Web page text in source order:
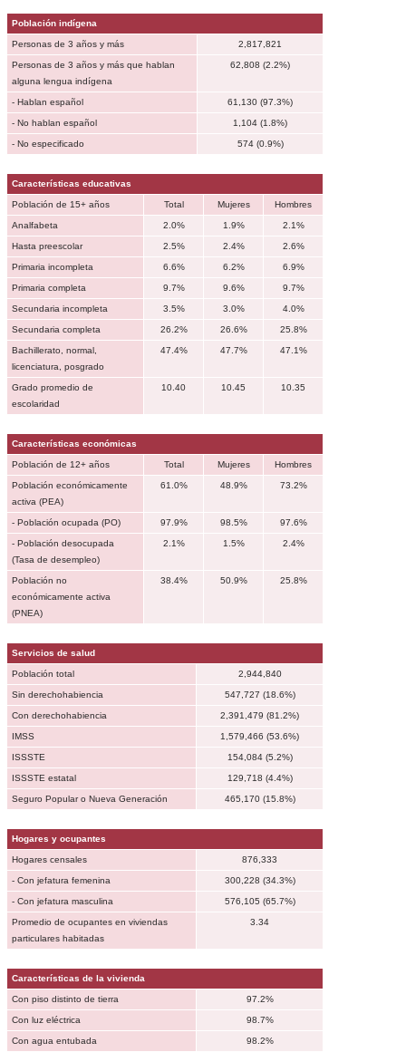
Población indígena
Personas de 3 años y más 2,817,821
Personas de 3 años y más que hablan
alguna lengua indígena
62,808 (2.2%)
- Hablan español 61,130 (97.3%)
- No hablan español 1,104 (1.8%)
- No especificado 574 (0.9%)
Características educativas
Población de 15+ años Total Mujeres Hombres
Analfabeta 2.0% 1.9% 2.1%
Hasta preescolar 2.5% 2.4% 2.6%
Primaria incompleta 6.6% 6.2% 6.9%
Primaria completa 9.7% 9.6% 9.7%
Secundaria incompleta 3.5% 3.0% 4.0%
Secundaria completa 26.2% 26.6% 25.8%
Bachillerato, normal,
licenciatura, posgrado
47.4% 47.7% 47.1%
Grado promedio de
escolaridad
10.40 10.45 10.35
Características económicas
Población de 12+ años Total Mujeres Hombres
Población económicamente
activa (PEA)
61.0% 48.9% 73.2%
- Población ocupada (PO) 97.9% 98.5% 97.6%
- Población desocupada
(Tasa de desempleo)
2.1% 1.5% 2.4%
Población no
económicamente activa
(PNEA)
38.4% 50.9% 25.8%
Servicios de salud
Población total 2,944,840
Sin derechohabiencia 547,727 (18.6%)
Con derechohabiencia 2,391,479 (81.2%)
IMSS 1,579,466 (53.6%)
ISSSTE 154,084 (5.2%)
ISSSTE estatal 129,718 (4.4%)
Seguro Popular o Nueva Generación 465,170 (15.8%)
Hogares y ocupantes
Hogares censales 876,333
- Con jefatura femenina 300,228 (34.3%)
- Con jefatura masculina 576,105 (65.7%)
Promedio de ocupantes en viviendas
particulares habitadas
3.34
Características de la vivienda
Con piso distinto de tierra 97.2%
Con luz eléctrica 98.7%
Con agua entubada 98.2%